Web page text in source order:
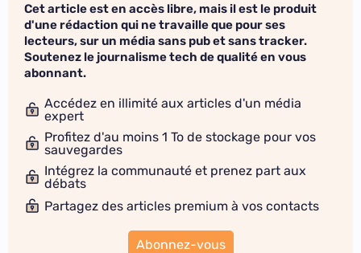
Cet article est en accès libre, mais il est le produit
d'une rédaction qui ne travaille que pour ses
lecteurs, sur un média sans pub et sans tracker.
Soutenez le journalisme tech de qualité en vous
abonnant.
Accédez en illimité aux articles d'un média
expert
Profitez d'au moins 1 To de stockage pour vos
sauvegardes
Intégrez la communauté et prenez part aux
débats
Partagez des articles premium à vos contacts
Abonnez-vous